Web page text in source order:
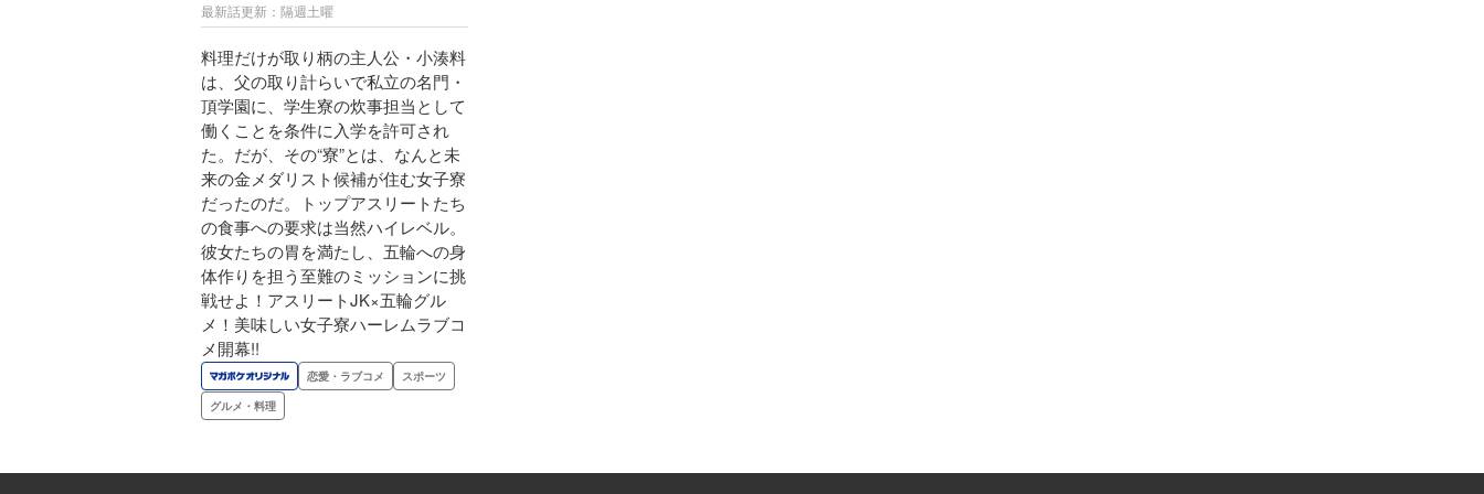
最新話更新：隔週土曜
料理だけが取り柄の主人公・小湊料
は、父の取り計らいで私立の名門・
頂学園に、学生寮の炊事担当として
働くことを条件に入学を許可され
た。だが、その“寮”とは、なんと未
来の金メダリスト候補が住む女子寮
だったのだ。トップアスリートたち
の食事への要求は当然ハイレベル。
彼女たちの胃を満たし、五輪への身
体作りを担う至難のミッションに挑
戦せよ！アスリートJK×五輪グル
メ！美味しい女子寮ハーレムラブコ
メ開幕!!
恋愛・ラブコメ
スポーツ
グルメ・料理